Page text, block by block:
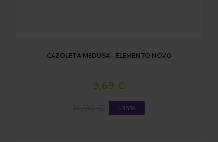
CAZOLETA MEDUSA - ELEMENTO NOVO
9,69 €
-35%